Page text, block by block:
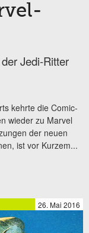
Jedi-Ritter
kehrte die Comic-
wieder zu Marvel
der neuen
ist vor Kurzem...
26. Mai 2016